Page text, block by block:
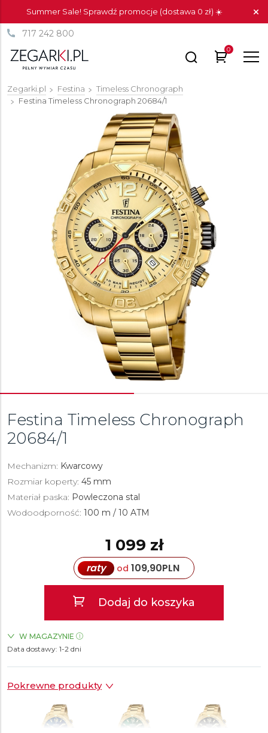
Summer Sale! Sprawdź promocje (dostawa 0 zł) ☀️
717 242 800
0
Zegarki.pl Festina
Timeless Chronograph
Festina Timeless Chronograph 20684/1
Festina Timeless Chronograph
20684/1
Mechanizm: Kwarcowy
Rozmiar koperty: 45 mm
Materiał paska: Powleczona stal
Wodoodporność: 100 m / 10 ATM
1 099 zł
raty od 109,90PLN
Dodaj do koszyka
W MAGAZYNIE
ZEGARKI.PL Blue City Warszawa
ZEGARKI.PL Sky Tower Wrocław
TAK
ZEGARKI.PL Manufaktura Łódź
Data dostawy: 1-2 dni
Pokrewne produkty